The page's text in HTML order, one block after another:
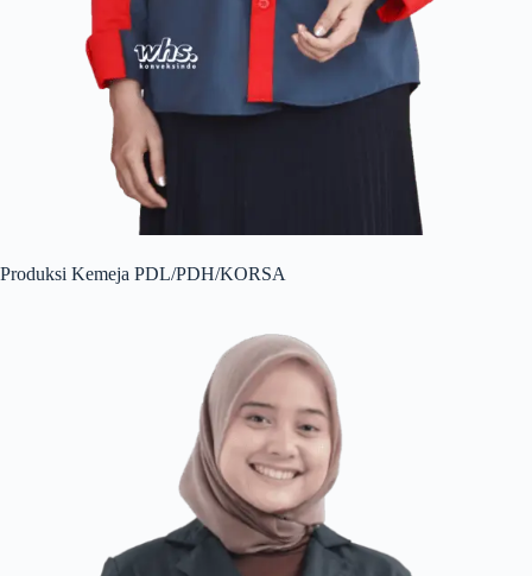
Produksi Kemeja PDL/PDH/KORSA